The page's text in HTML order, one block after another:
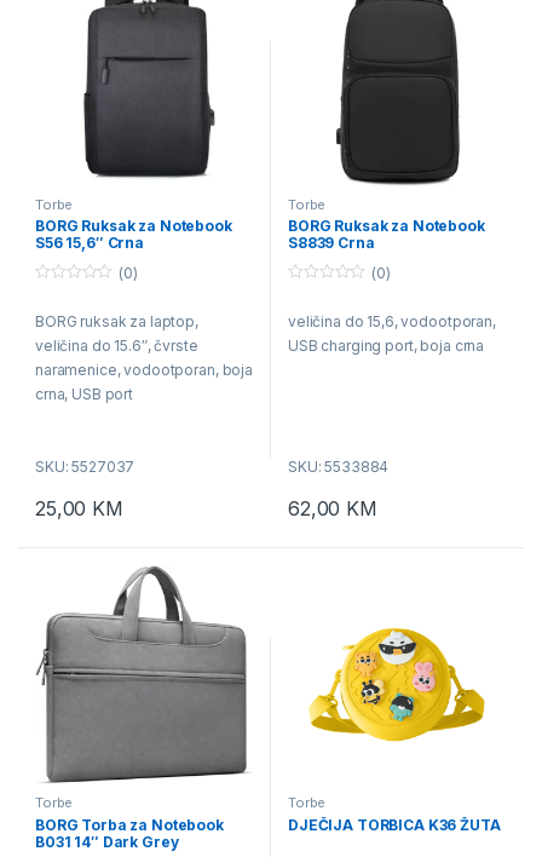
Torbe
BORG Ruksak za Notebook
S56 15,6″ Crna
u
o
f
(0)
BORG ruksak za laptop,
veličina do 15.6″, čvrste
naramenice, vodootporan, boja
crna, USB port
SKU: 5527037
25,00 KM
Torbe
BORG Ruksak za Notebook
S8839 Crna
u
t
o
(0)
veličina do 15,6, vodootporan,
USB charging port, boja crna
SKU: 5533884
62,00 KM
Torbe
BORG Torba za Notebook
B031 14″ Dark Grey
Torbe
DJEČIJA TORBICA K36 ŽUTA